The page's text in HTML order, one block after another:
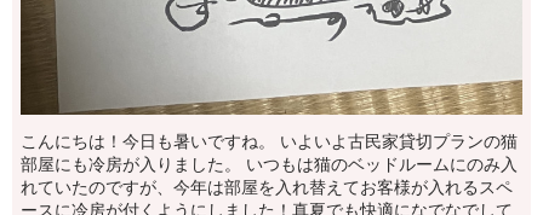
こんにちは！今日も暑いですね。 いよいよ古民家貸切プランの猫
部屋にも冷房が入りました。 いつもは猫のベッドルームにのみ入
れていたのですが、今年は部屋を入れ替えてお客様が入れるスペ
ースに冷房が付くようにしました！真夏でも快適になでなでして